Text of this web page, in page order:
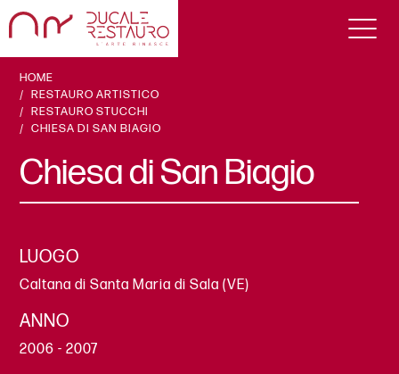
HOME
RESTAURO ARTISTICO
RESTAURO STUCCHI
CHIESA DI SAN BIAGIO
Chiesa di San Biagio
LUOGO
Caltana di Santa Maria di Sala (VE)
ANNO
2006 - 2007